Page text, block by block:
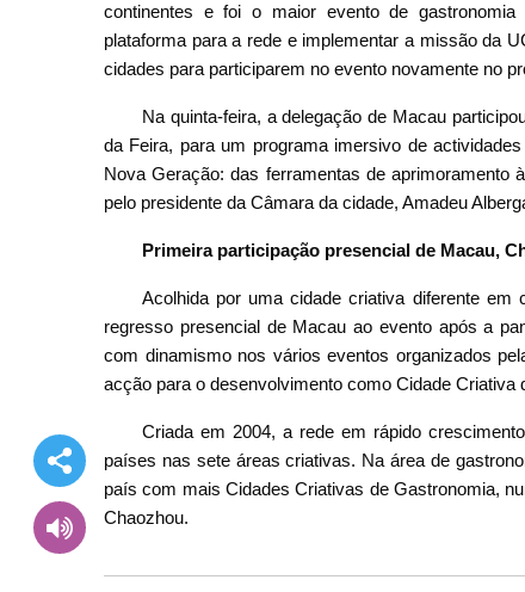
continentes e foi o maior evento de
plataforma para a rede e implementar a missão da
cidades para participarem no evento novamente no
Na quinta-feira, a delegação de Macau
da Feira, para um programa imersivo de
Nova Geração: das ferramentas de aprimoramento
pelo presidente da Câmara da cidade, Amadeu
Primeira participação presencial de Macau,
Acolhida por uma cidade criativa diferente
regresso presencial de Macau ao evento após a
com dinamismo nos vários eventos organizados
acção para o desenvolvimento como Cidade Criativa
Criada em 2004, a rede em rápido
países nas sete áreas criativas. Na área de
país com mais Cidades Criativas de Gastronomia,
Chaozhou.